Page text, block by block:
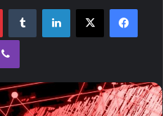
ا
ا
ی
فیسبوک ایکس لینکداین